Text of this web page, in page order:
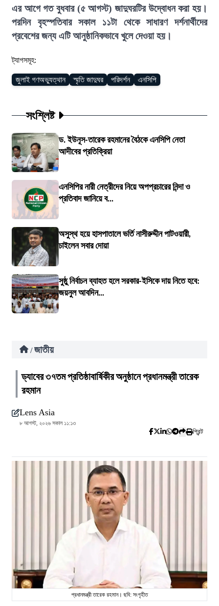
এর আগে গত বুধবার (৫ আগস্ট) জাদুঘরটির উদ্বোধন করা হয়।
পরদিন বৃহস্পতিবার সকাল ১১টা থেকে সাধারণ দর্শনার্থীদের
প্রবেশের জন্য এটি আনুষ্ঠানিকভাবে খুলে দেওয়া হয়।
ট্যাগসমূহ:
জুলাই গণঅভ্যুত্থান স্মৃতি জাদুঘর পরিদর্শন এনসিপি
সংশ্লিষ্ট
ড. ইউনূস-তারেক রহমানের বৈঠকে এনসিপি নেতা
আদীবের প্রতিক্রিয়া
এনসিপির নারী নেত্রীদের নিয়ে অপপ্রচারের নিন্দা ও
প্রতিবাদ জানিয়ে ব...
অসুস্থ হয়ে হাসপাতালে ভর্তি নাসীরুদ্দীন পাটওয়ারী,
চাইলেন সবার দোয়া
সুষ্ঠু নির্বাচন ব্যাহত হলে সরকার-ইসিকে দায় নিতে হবে:
জয়নুল আবদিন...
/ জাতীয়
ড্যাবের ৩৭তম প্রতিষ্ঠাবার্ষিকীর অনুষ্ঠানে প্রধানমন্ত্রী তারেক
রহমান
Lens Asia
৮ আগস্ট, ২০২৬ সকাল ১১:১৩
প্রিন্ট
প্রধানমন্ত্রী তারেক রহমান। ছবি: সংগৃহীত